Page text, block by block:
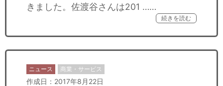
きました。佐渡谷さんは201 ……
続きを読む
ニュース 商業・サービス
作成日：2017年8月22日